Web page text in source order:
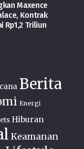
Maxence
Kontrak
Rp1,2 Triliun
Berita
Energi
Hiburan
Keamanan